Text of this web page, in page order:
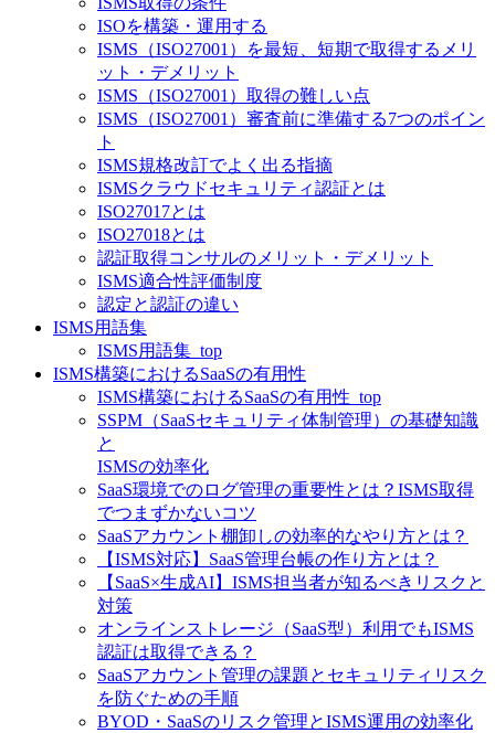
ISOを構築・運用する
ISMS（ISO27001）を最短、短期で取得するメリ
ット・デメリット
ISMS（ISO27001）取得の難しい点
ISMS（ISO27001）審査前に準備する7つのポイン
ト
ISMS規格改訂でよく出る指摘
ISMSクラウドセキュリティ認証とは
ISO27017とは
ISO27018とは
認証取得コンサルのメリット・デメリット
ISMS適合性評価制度
認定と認証の違い
ISMS用語集
ISMS用語集_top
ISMS構築におけるSaaSの有用性
ISMS構築におけるSaaSの有用性_top
SSPM（SaaSセキュリティ体制管理）の基礎知識
と
ISMSの効率化
SaaS環境でのログ管理の重要性とは？ISMS取得
でつまずかないコツ
SaaSアカウント棚卸しの効率的なやり方とは？
【ISMS対応】SaaS管理台帳の作り方とは？
【SaaS×生成AI】ISMS担当者が知るべきリスクと
対策
オンラインストレージ（SaaS型）利用でもISMS
認証は取得できる？
SaaSアカウント管理の課題とセキュリティリスク
を防ぐための手順
BYOD・SaaSのリスク管理とISMS運用の効率化